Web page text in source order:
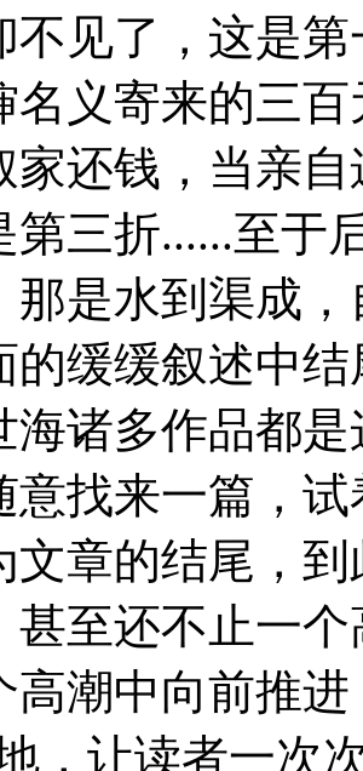
不见了，这是
名义寄来的三
家还钱，当亲
第三折......至于
那是水到渠成
的缓缓叙述中结
多作品都是
意找来一篇，
文章的结尾，
甚至还不止一
高潮中向前推进
，让读者一次